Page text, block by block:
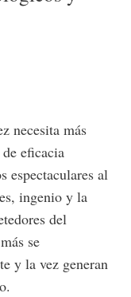
necesita más
eficacia
espectaculares al
ingenio y la
del
se
y la vez generan